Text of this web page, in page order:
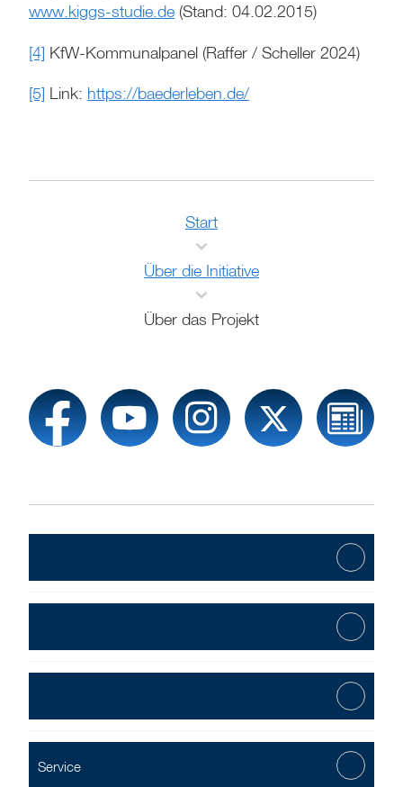
www.kiggs-studie.de (Stand: 04.02.2015)
[4] KfW-Kommunalpanel (Raffer / Scheller 2024)
[5] Link: https://baederleben.de/
Start
Über die Initiative
Über das Projekt
Service